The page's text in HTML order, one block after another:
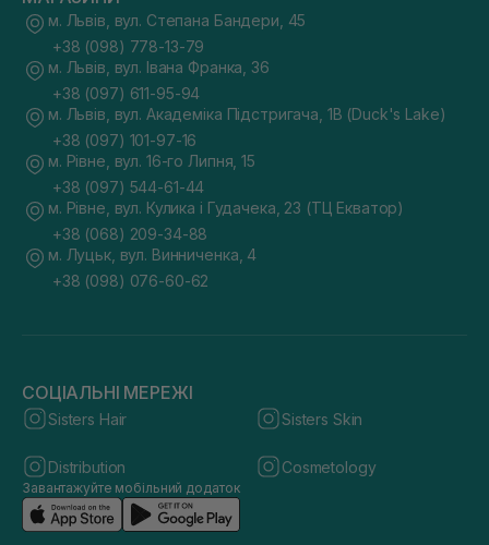
м. Львів, вул. Степана Бандери, 45
+38 (098) 778-13-79
м. Львів, вул. Івана Франка, 36
+38 (097) 611-95-94
м. Львів, вул. Академіка Підстригача, 1В (Duck's Lake)
+38 (097) 101-97-16
м. Рівне, вул. 16-го Липня, 15
+38 (097) 544-61-44
м. Рівне, вул. Кулика і Гудачека, 23 (ТЦ Екватор)
+38 (068) 209-34-88
м. Луцьк, вул. Винниченка, 4
+38 (098) 076-60-62
СОЦІАЛЬНІ МЕРЕЖІ
Sisters Hair Sisters Skin
Distribution Cosmetology
Завантажуйте мобільний додаток